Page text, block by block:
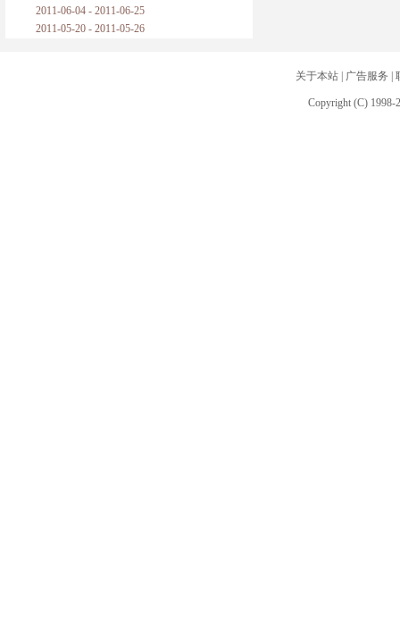
2011-06-04 - 2011-06-25
2011-05-20 - 2011-05-26
关于本站| 广告服务
Copyright (C) 1998-